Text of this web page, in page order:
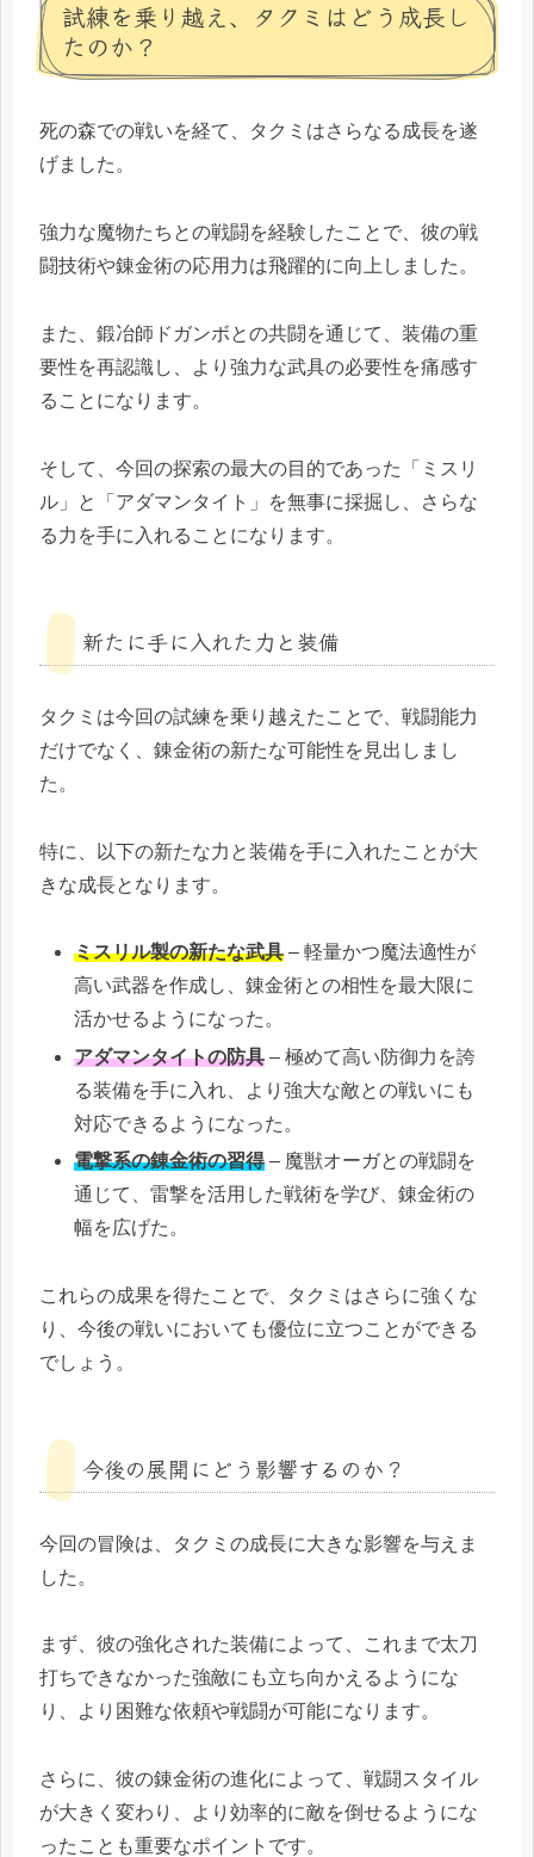
試練を乗り越え、タクミはどう成長し
たのか？
死の森での戦いを経て、タクミはさらなる成長を遂
げました。
強力な魔物たちとの戦闘を経験したことで、彼の戦
闘技術や錬金術の応用力は飛躍的に向上しました。
また、鍛冶師ドガンボとの共闘を通じて、装備の重
要性を再認識し、より強力な武具の必要性を痛感す
ることになります。
そして、今回の探索の最大の目的であった「ミスリ
ル」と「アダマンタイト」を無事に採掘し、さらな
る力を手に入れることになります。
新たに手に入れた力と装備
タクミは今回の試練を乗り越えたことで、戦闘能力
だけでなく、錬金術の新たな可能性を見出しまし
た。
特に、以下の新たな力と装備を手に入れたことが大
きな成長となります。
ミスリル製の新たな武具 – 軽量かつ魔法適性が
高い武器を作成し、錬金術との相性を最大限に
活かせるようになった。
アダマンタイトの防具 – 極めて高い防御力を誇
る装備を手に入れ、より強大な敵との戦いにも
対応できるようになった。
電撃系の錬金術の習得– 魔獣オーガとの戦闘を
通じて、雷撃を活用した戦術を学び、錬金術の
幅を広げた。
これらの成果を得たことで、タクミはさらに強くな
り、今後の戦いにおいても優位に立つことができる
でしょう。
今後の展開にどう影響するのか？
今回の冒険は、タクミの成長に大きな影響を与えま
した。
まず、彼の強化された装備によって、これまで太刀
打ちできなかった強敵にも立ち向かえるようにな
り、より困難な依頼や戦闘が可能になります。
さらに、彼の錬金術の進化によって、戦闘スタイル
が大きく変わり、より効率的に敵を倒せるようにな
ったことも重要なポイントです。